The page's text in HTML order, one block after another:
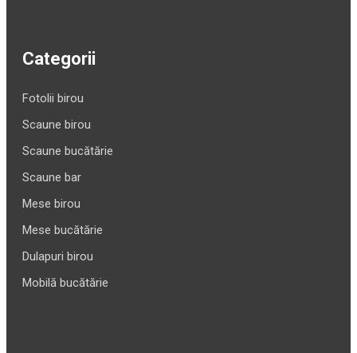
Categorii
Fotolii birou
Scaune birou
Scaune bucătărie
Scaune bar
Mese birou
Mese bucătărie
Dulapuri birou
Mobilă bucătărie